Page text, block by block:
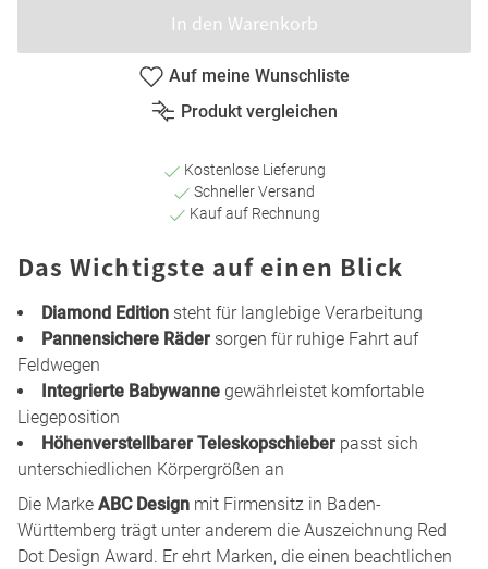
In den Warenkorb
Auf meine Wunschliste
Produkt vergleichen
Kostenlose Lieferung
Schneller Versand
Kauf auf Rechnung
Das Wichtigste auf einen Blick
Diamond Edition steht für langlebige Verarbeitung
Pannensichere Räder sorgen für ruhige Fahrt auf
Feldwegen
Integrierte Babywanne gewährleistet komfortable
Liegeposition
Höhenverstellbarer Teleskopschieber passt sich
unterschiedlichen Körpergrößen an
Die Marke ABC Design mit Firmensitz in Baden-
Württemberg trägt unter anderem die Auszeichnung Red
Dot Design Award. Er ehrt Marken, die einen beachtlichen